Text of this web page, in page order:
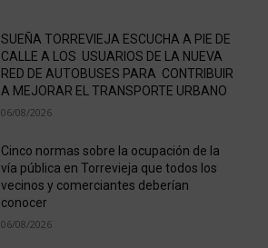
SUEÑA TORREVIEJA ESCUCHA A PIE DE
CALLE A LOS USUARIOS DE LA NUEVA
RED DE AUTOBUSES PARA CONTRIBUIR
A MEJORAR EL TRANSPORTE URBANO
06/08/2026
Cinco normas sobre la ocupación de la
vía pública en Torrevieja que todos los
vecinos y comerciantes deberían
conocer
06/08/2026